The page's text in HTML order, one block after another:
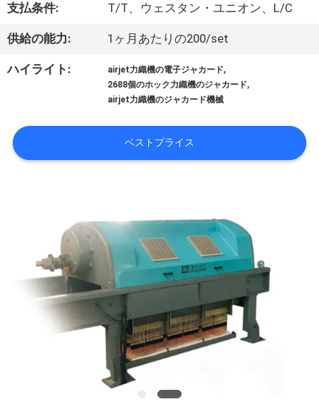
し
た
ち
つ
い
支払条件: T/T、ウェスタン・ユニオン、L/C
供給の能力: 1ヶ月あたりの200/set
ハイライト: airjet力織機の電子ジャカード,
2688個のホック力織機のジャカード,
airjet力織機のジャカード機械
ベストプライス